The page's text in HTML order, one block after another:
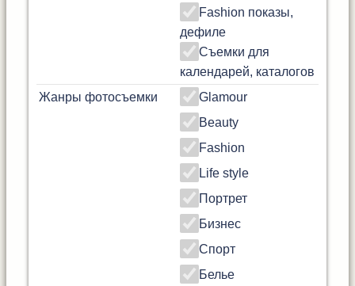
Fashion показы,
дефиле
Съемки для
календарей, каталогов
Жанры фотосъемки
Glamour
Beauty
Fashion
Life style
Портрет
Бизнес
Спорт
Белье